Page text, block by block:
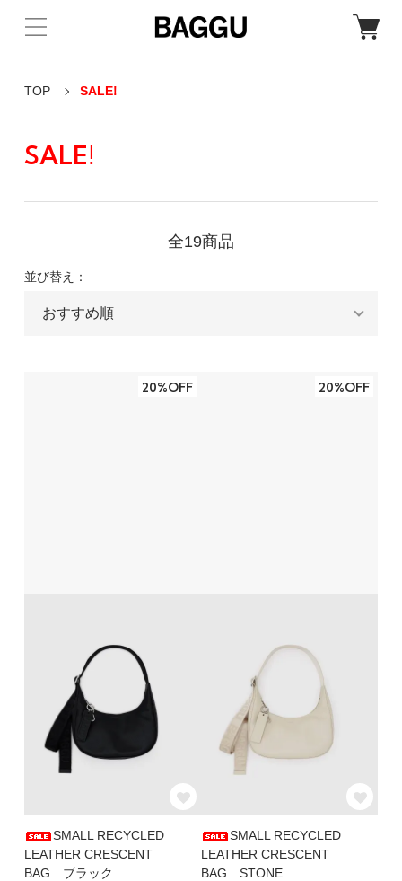
TOP SALE!
SALE!
全19商品
並び替え：
20%OFF
SMALL RECYCLED
LEATHER CRESCENT
BAG ブラック
20%OFF
SMALL RECYCLED
LEATHER CRESCENT
BAG STONE